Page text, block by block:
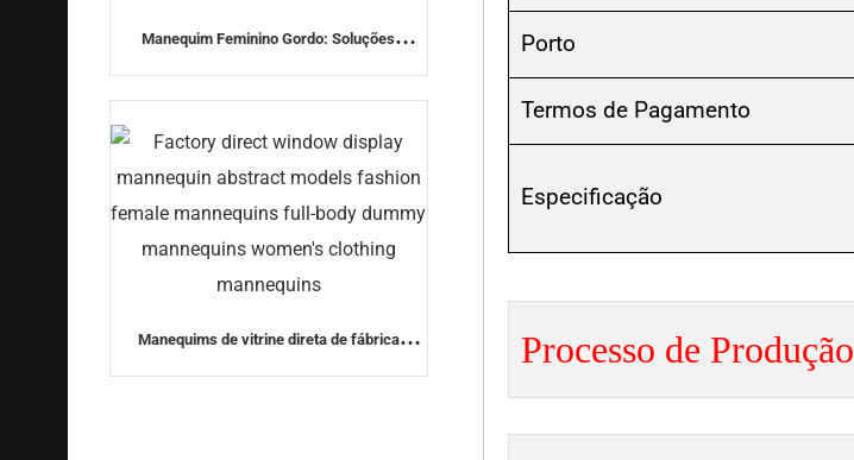
Manequim Feminino Gordo: Soluções
Manequims de vitrine direta de fábrica
Porto
Termos de Pagamento
Especificação
Processo de Produção